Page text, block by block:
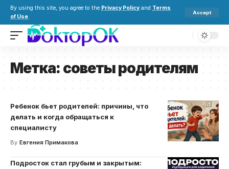
By using this site, you agree to the Privacy Policy and Terms
of Use.
Accept
Метка: советы родителям
Ребенок бьет родителей: причины, что
делать и когда обращаться к
специалисту
By Евгения Примакова
Подросток стал грубым и закрытым: